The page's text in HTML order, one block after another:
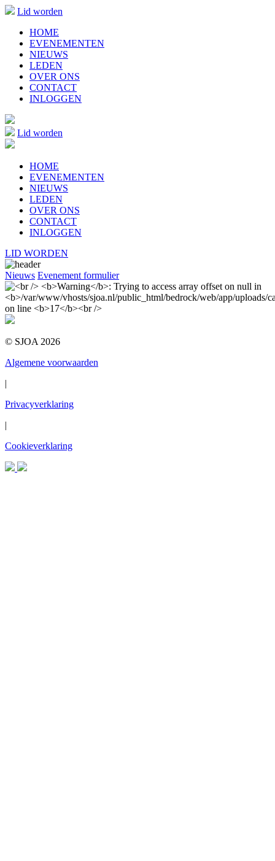
Lid worden
HOME
EVENEMENTEN
NIEUWS
LEDEN
OVER ONS
CONTACT
INLOGGEN
Lid worden
HOME
EVENEMENTEN
NIEUWS
LEDEN
OVER ONS
CONTACT
INLOGGEN
LID WORDEN
Nieuws Evenement formulier
© SJOA 2026
Algemene voorwaarden
|
Privacyverklaring
|
Cookieverklaring